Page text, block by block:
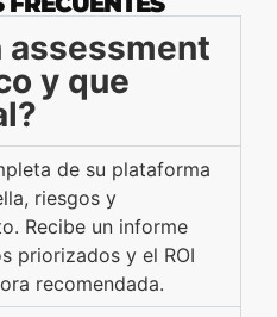
assessment
y que
de su plataforma
riesgos y
Recibe un informe
priorizados y el ROI
recomendada.